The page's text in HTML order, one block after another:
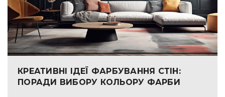
КРЕАТИВНІ ІДЕЇ ФАРБУВАННЯ СТІН:
ПОРАДИ ВИБОРУ КОЛЬОРУ ФАРБИ